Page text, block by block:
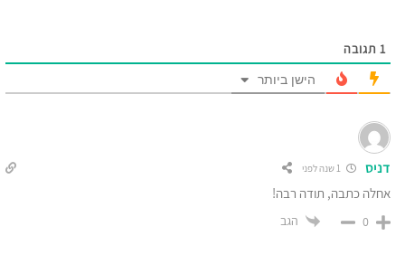
1 תגובה
הישן ביותר
דניס
אחלה כתבה, תודה רבה!
0 הגב